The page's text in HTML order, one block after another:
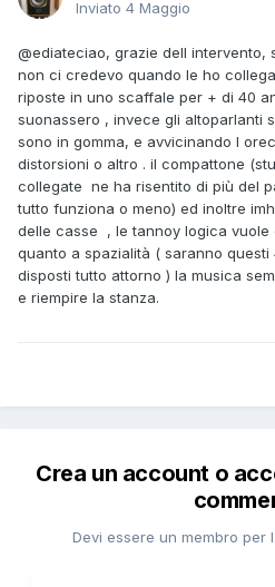
Inviato 4 Maggio
@ediateciao, grazie dell intervento,
non ci credevo quando le ho
riposte in uno scaffale per + di 40
suonassero , invece gli altoparlanti
sono in gomma, e avvicinando l
distorsioni o altro . il compattone
collegate ne ha risentito di più del
tutto funziona o meno) ed inoltre
delle casse , le tannoy logica vuole
quanto a spazialità ( saranno
disposti tutto attorno ) la musica
e riempire la stanza.
Crea un account o
Devi essere un membro per